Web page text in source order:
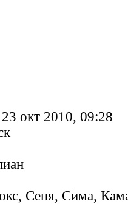
23 окт 2010, 09:28
Сеня, Сима,